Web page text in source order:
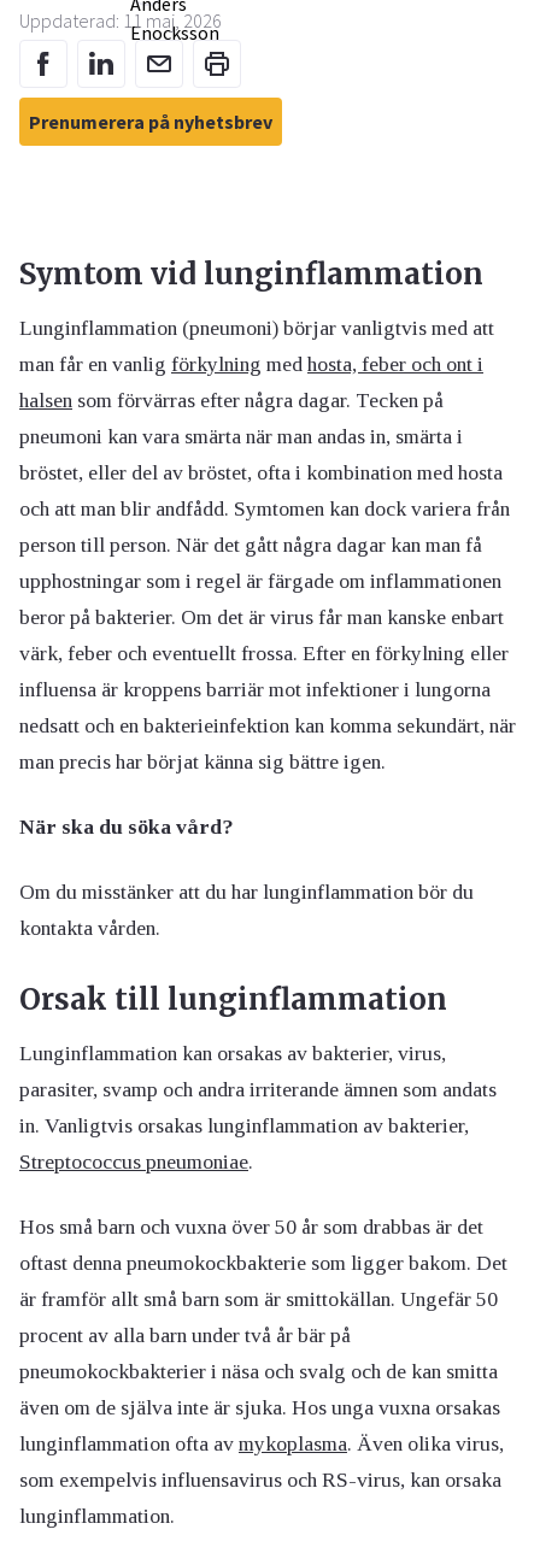
Uppdaterad: 11 maj, 2026
Prenumerera på nyhetsbrev
Symtom vid lunginflammation
Lunginflammation (pneumoni) börjar vanligtvis med att
man får en vanlig förkylning med hosta, feber och ont i
halsen som förvärras efter några dagar. Tecken på
pneumoni kan vara smärta när man andas in, smärta i
bröstet, eller del av bröstet, ofta i kombination med hosta
och att man blir andfådd. Symtomen kan dock variera från
person till person. När det gått några dagar kan man få
upphostningar som i regel är färgade om inflammationen
beror på bakterier. Om det är virus får man kanske enbart
värk, feber och eventuellt frossa. Efter en förkylning eller
influensa är kroppens barriär mot infektioner i lungorna
nedsatt och en bakterieinfektion kan komma sekundärt, när
man precis har börjat känna sig bättre igen.
När ska du söka vård?
Om du misstänker att du har lunginflammation bör du
kontakta vården.
Orsak till lunginflammation
Lunginflammation kan orsakas av bakterier, virus,
parasiter, svamp och andra irriterande ämnen som andats
in. Vanligtvis orsakas lunginflammation av bakterier,
Streptococcus pneumoniae.
Hos små barn och vuxna över 50 år som drabbas är det
oftast denna pneumokockbakterie som ligger bakom. Det
är framför allt små barn som är smittokällan. Ungefär 50
procent av alla barn under två år bär på
pneumokockbakterier i näsa och svalg och de kan smitta
även om de själva inte är sjuka. Hos unga vuxna orsakas
lunginflammation ofta av mykoplasma. Även olika virus,
som exempelvis influensavirus och RS-virus, kan orsaka
lunginflammation.